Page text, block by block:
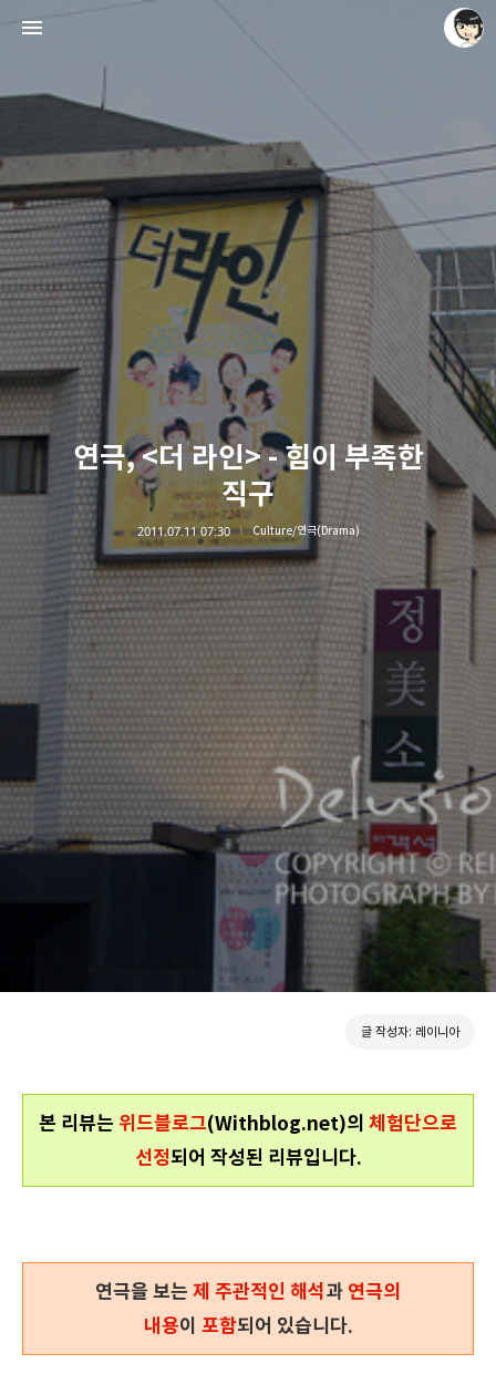
연극, <더 라인> - 힘이 부족한
직구
2011.07.11 07:30 Culture/연극(Drama)
글 작성자: 레이니아
본 리뷰는 위드블로그(Withblog.net)의 체험단으로
선정되어 작성된 리뷰입니다.
연극을 보는 제 주관적인 해석과 연극의
내용이 포함되어 있습니다.
레이니아